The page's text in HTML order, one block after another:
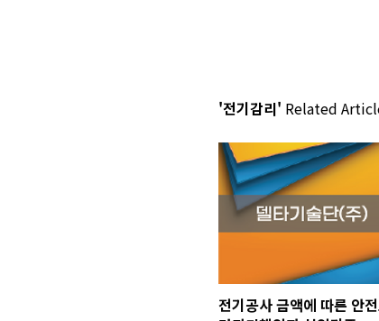
'전기감리' Related
전기공사 금액에 따른 안